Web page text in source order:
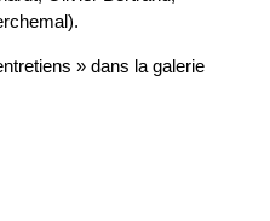
» dans la galerie